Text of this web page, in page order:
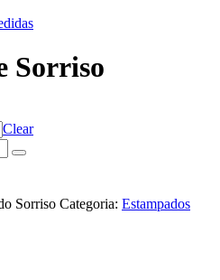
Sorriso
Clear
Sorriso Categoria: Estampados